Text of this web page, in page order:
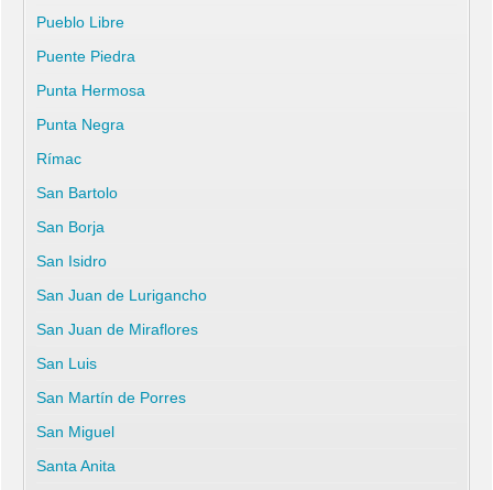
Pueblo Libre
Puente Piedra
Punta Hermosa
Punta Negra
Rímac
San Bartolo
San Borja
San Isidro
San Juan de Lurigancho
San Juan de Miraflores
San Luis
San Martín de Porres
San Miguel
Santa Anita